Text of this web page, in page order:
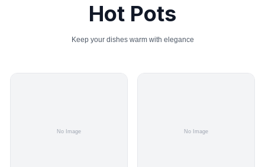
Hot Pots
Keep your dishes warm with elegance